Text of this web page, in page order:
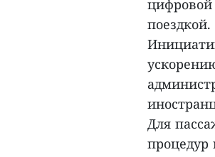
поездкой.
Для
процедур